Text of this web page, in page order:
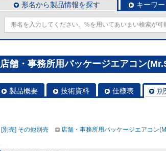
形名から製品情報を探す キーワ
店舗・事務所用パッケージエアコン
製品概要 技術資料 仕様表 別
[別売] その他別売
店舗・事務所用パッケージエアコン